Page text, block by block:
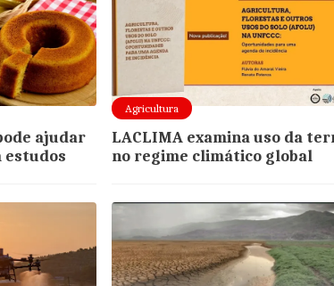
ajudar
estudos
Agricultura
LACLIMA examina uso da
no regime climático global